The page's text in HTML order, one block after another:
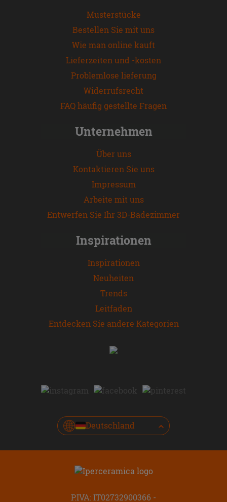
Musterstücke
Bestellen Sie mit uns
Wie man online kauft
Lieferzeiten und -kosten
Problemlose lieferung
Widerrufsrecht
FAQ häufig gestellte Fragen
Unternehmen
Über uns
Kontaktieren Sie uns
Impressum
Arbeite mit uns
Entwerfen Sie Ihr 3D-Badezimmer
Inspirationen
Inspirationen
Neuheiten
Trends
Leitfaden
Entdecken Sie andere Kategorien
Deutschland
P.IVA: IT02732900366